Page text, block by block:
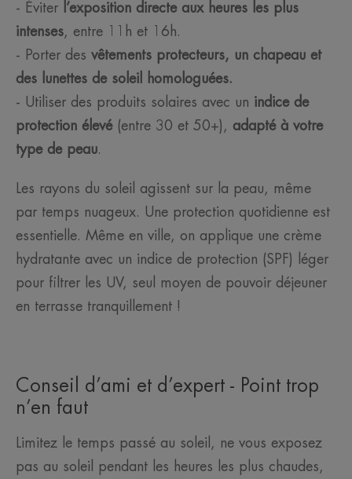
- Éviter
l’exposition directe aux heures les plus
intenses, entre 11h et 16h.
- Porter des vêtements protecteurs, un chapeau et
des lunettes de soleil homologuées.
- Utiliser des produits solaires avec un indice de
protection élevé(entre 30 et 50+), adapté à votre
type de peau.
Les rayons du soleil agissent sur la peau, même
par temps nuageux. Une protection quotidienne est
essentielle. Même en ville, on applique une crème
hydratante avec un indice de protection (SPF) léger
pour filtrer les UV, seul moyen de pouvoir déjeuner
en terrasse tranquillement !
Conseil d’ami et d’expert - Point trop
n’en faut
Limitez le temps passé au soleil, ne vous exposez
pas au soleil pendant les heures les plus chaudes,